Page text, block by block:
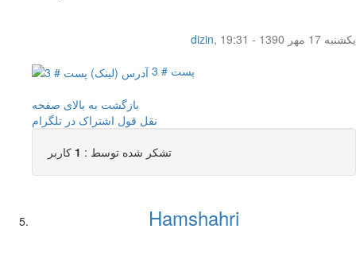
dizin,
یکشنبه 17 مهر 1390 - 19:31
پست # 3
بازگشت به بالای صفحه
نقل قول اشتراک در تلگرام
تشکر شده توسط : 1 کاربر
Hamshahri